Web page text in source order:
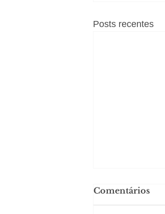
Posts recentes
Comentários